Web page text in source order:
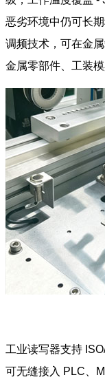
恶劣环境中仍可长
调频技术，可在金
金属零部件、工装
工业读写器支持
可无缝接入 PLC、